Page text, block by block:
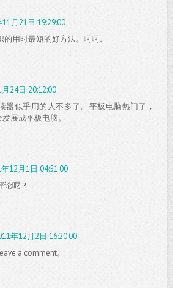
11月21日 19:29:00
用时最短的好方法。呵呵。
24日 20:12:00
器似乎用的人不多了。平板电脑热门了，
展成平板电脑。
12月1日 04:51:00
论呢？
年12月2日 16:20:00
a comment。